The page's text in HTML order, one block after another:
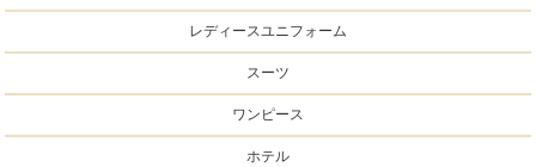
レディースユニフォーム
スーツ
ワンピース
ホテル